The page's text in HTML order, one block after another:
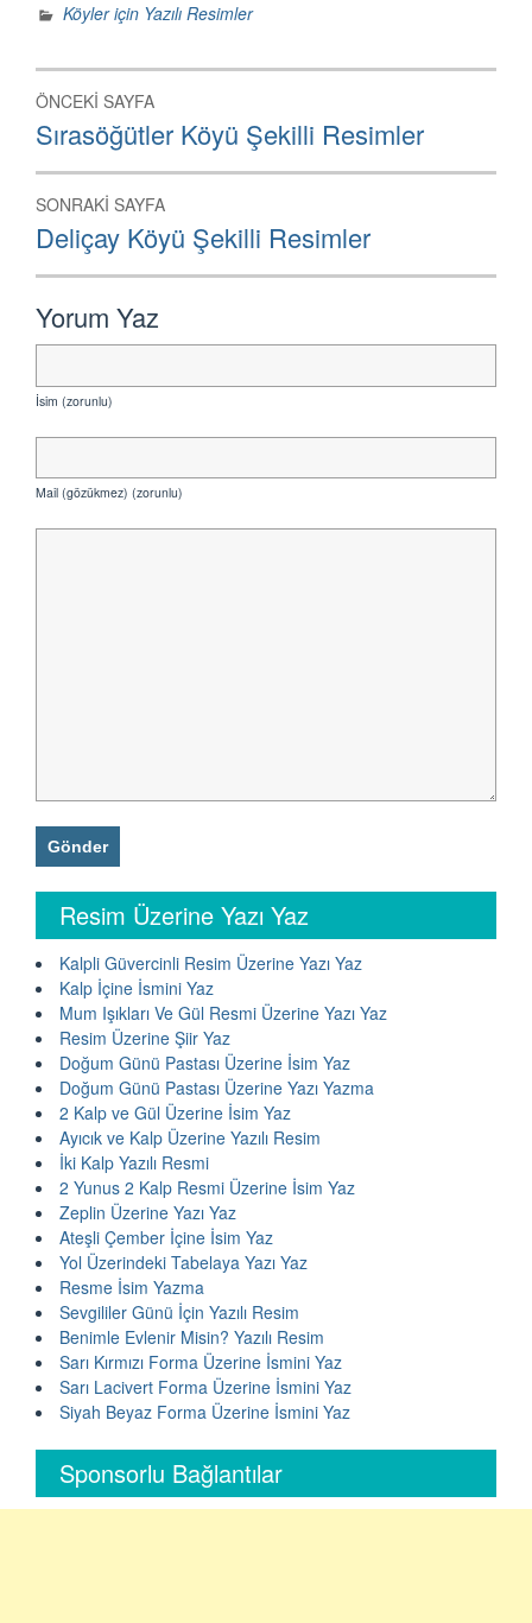
Köyler için Yazılı Resimler
Yazı
dolaşımı
ÖNCEKI SAYFA
Önceki
Sayfa:
Sırasöğütler Köyü Şekilli Resimler
SONRAKI SAYFA
Sonraki
Sayfa:
Deliçay Köyü Şekilli Resimler
Yorum Yaz
İsim (zorunlu)
Mail (gözükmez) (zorunlu)
Resim Üzerine Yazı Yaz
Kalpli Güvercinli Resim Üzerine Yazı Yaz
Kalp İçine İsmini Yaz
Mum Işıkları Ve Gül Resmi Üzerine Yazı Yaz
Resim Üzerine Şiir Yaz
Doğum Günü Pastası Üzerine İsim Yaz
Doğum Günü Pastası Üzerine Yazı Yazma
2 Kalp ve Gül Üzerine İsim Yaz
Ayıcık ve Kalp Üzerine Yazılı Resim
İki Kalp Yazılı Resmi
2 Yunus 2 Kalp Resmi Üzerine İsim Yaz
Zeplin Üzerine Yazı Yaz
Ateşli Çember İçine İsim Yaz
Yol Üzerindeki Tabelaya Yazı Yaz
Resme İsim Yazma
Sevgililer Günü İçin Yazılı Resim
Benimle Evlenir Misin? Yazılı Resim
Sarı Kırmızı Forma Üzerine İsmini Yaz
Sarı Lacivert Forma Üzerine İsmini Yaz
Siyah Beyaz Forma Üzerine İsmini Yaz
Sponsorlu Bağlantılar